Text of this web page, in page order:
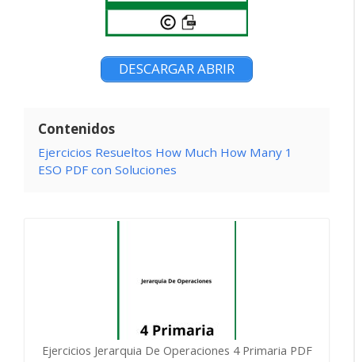
DESCARGAR ABRIR
Contenidos
Ejercicios Resueltos How Much How Many 1
ESO PDF con Soluciones
Ejercicios Jerarquia De Operaciones 4 Primaria PDF